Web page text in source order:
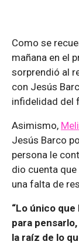
Como se
mañana en el
sorprendió al
con Jesús
infidelidad del
Asimismo,
Jesús Barco
persona le
dio cuenta
una falta de
“Lo único
para
la raíz de lo